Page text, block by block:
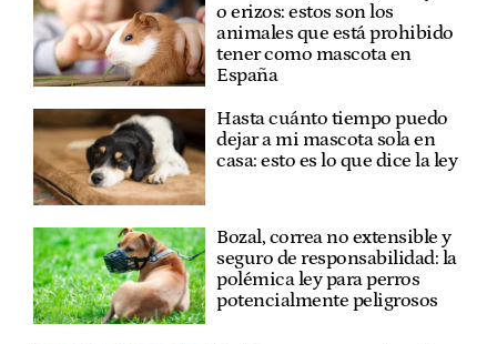
o erizos: estos son los
animales que está prohibido
tener como mascota en
España
Hasta cuánto tiempo puedo
dejar a mi mascota sola en
casa: esto es lo que dice la ley
Bozal, correa no extensible y
seguro de responsabilidad: la
polémica ley para perros
potencialmente peligrosos